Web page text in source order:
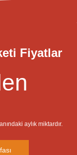
Fiyatlar
aylık miktardır.